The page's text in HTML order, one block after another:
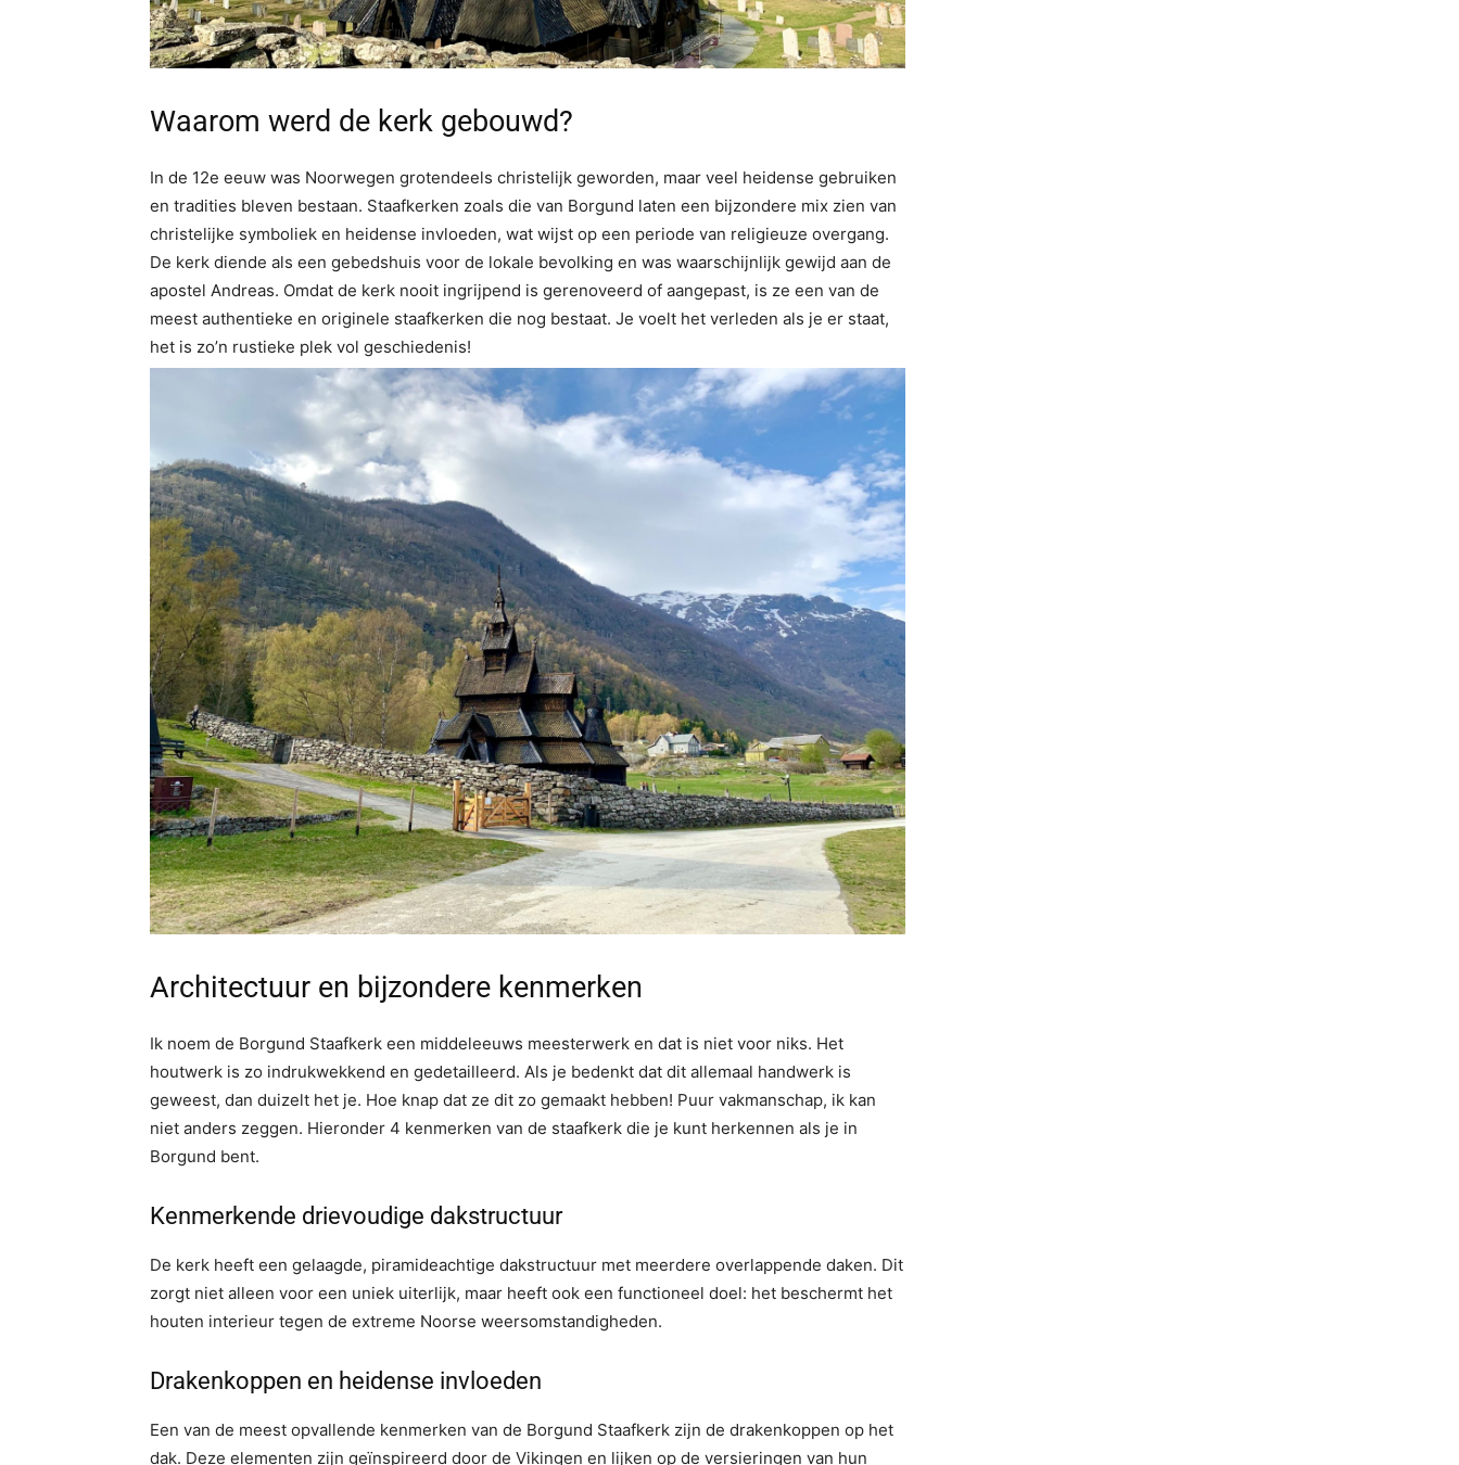
Waarom werd de kerk gebouwd?
In de 12e eeuw was Noorwegen grotendeels christelijk geworden, maar veel heidense gebruiken
en tradities bleven bestaan. Staafkerken zoals die van Borgund laten een bijzondere mix zien van
christelijke symboliek en heidense invloeden, wat wijst op een periode van religieuze overgang.
De kerk diende als een gebedshuis voor de lokale bevolking en was waarschijnlijk gewijd aan de
apostel Andreas. Omdat de kerk nooit ingrijpend is gerenoveerd of aangepast, is ze een van de
meest authentieke en originele staafkerken die nog bestaat. Je voelt het verleden als je er staat,
het is zo’n rustieke plek vol geschiedenis!
Architectuur en bijzondere kenmerken
Ik noem de Borgund Staafkerk een middeleeuws meesterwerk en dat is niet voor niks. Het
houtwerk is zo indrukwekkend en gedetailleerd. Als je bedenkt dat dit allemaal handwerk is
geweest, dan duizelt het je. Hoe knap dat ze dit zo gemaakt hebben! Puur vakmanschap, ik kan
niet anders zeggen. Hieronder 4 kenmerken van de staafkerk die je kunt herkennen als je in
Borgund bent.
Kenmerkende drievoudige dakstructuur
De kerk heeft een gelaagde, piramideachtige dakstructuur met meerdere overlappende daken. Dit
zorgt niet alleen voor een uniek uiterlijk, maar heeft ook een functioneel doel: het beschermt het
houten interieur tegen de extreme Noorse weersomstandigheden.
Drakenkoppen en heidense invloeden
Een van de meest opvallende kenmerken van de Borgund Staafkerk zijn de drakenkoppen op het
dak. Deze elementen zijn geïnspireerd door de Vikingen en lijken op de versieringen van hun